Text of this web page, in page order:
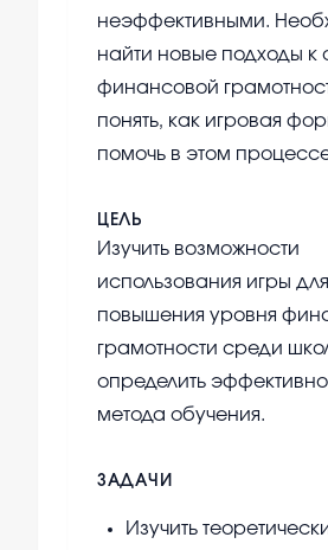
неэффективными.
найти новые подходы к
финансовой
понять, как игровая
помочь в этом
ЦЕЛЬ
Изучить возможности
использования игры для
повышения уровня
грамотности среди
определить
метода обучения.
ЗАДАЧИ
Изучить